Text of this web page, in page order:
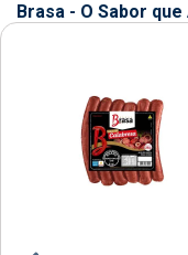
Brasa - O Sabor